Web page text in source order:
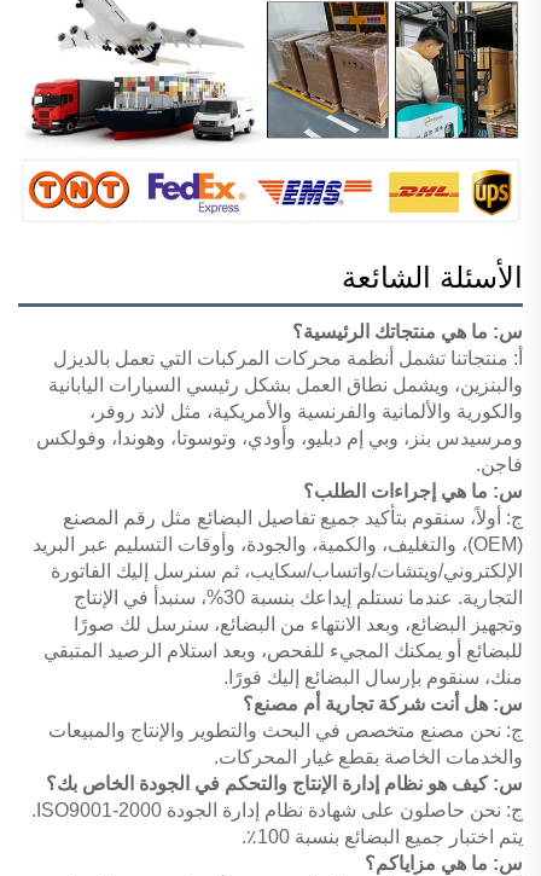
الأسئلة الشائعة
س: ما هي منتجاتك الرئيسية؟
أ: منتجاتنا تشمل أنظمة محركات المركبات التي تعمل بالديزل
والبنزين، ويشمل نطاق العمل بشكل رئيسي السيارات اليابانية
والكورية والألمانية والفرنسية والأمريكية، مثل لاند روفر،
ومرسيدس بنز، وبي إم دبليو، وأودي، وتوسوتا، وهوندا، وفولكس
فاجن.
س: ما هي إجراءات الطلب؟
ج: أولاً، سنقوم بتأكيد جميع تفاصيل البضائع مثل رقم المصنع
(OEM)، والتغليف، والكمية، والجودة، وأوقات التسليم عبر البريد
الإلكتروني/ويتشات/واتساب/سكايب، ثم سنرسل إليك الفاتورة
التجارية. عندما
نستلم إيداعك بنسبة 30%، سنبدأ في الإنتاج
وتجهيز البضائع، وبعد الانتهاء من البضائع، سنرسل لك صورًا
للبضائع أو يمكنك المجيء للفحص، وبعد استلام الرصيد المتبقي
منك، سنقوم بإرسال البضائع إليك فورًا.
س: هل أنت شركة تجارية أم مصنع؟
ج: نحن مصنع متخصص في البحث والتطوير والإنتاج والمبيعات
والخدمات الخاصة بقطع غيار المحركات.
س: كيف هو نظام إدارة الإنتاج والتحكم في الجودة الخاص بك؟
ج: نحن حاصلون على شهادة نظام إدارة الجودة ISO9001-2000.
يتم اختبار جميع البضائع بنسبة 100٪.
س: ما هي مزاياكم؟